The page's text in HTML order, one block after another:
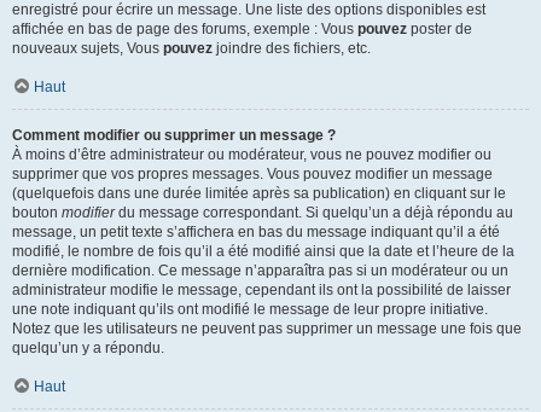
enregistré pour écrire un message. Une liste des options disponibles est
affichée en bas de page des forums, exemple : Vous pouvez poster de
nouveaux sujets, Vous pouvez joindre des fichiers, etc.
Haut
Comment modifier ou supprimer un message ?
À moins d’être administrateur ou modérateur, vous ne pouvez modifier ou
supprimer que vos propres messages. Vous pouvez modifier un message
(quelquefois dans une durée limitée après sa publication) en cliquant sur le
bouton modifierdu message correspondant. Si quelqu’un a déjà répondu au
message, un petit texte s’affichera en bas du message indiquant qu’il a été
modifié, le nombre de fois qu’il a été modifié ainsi que la date et l’heure de la
dernière modification. Ce message n’apparaîtra pas si un modérateur ou un
administrateur modifie le message, cependant ils ont la possibilité de laisser
une note indiquant qu’ils ont modifié le message de leur propre initiative.
Notez que les utilisateurs ne peuvent pas supprimer un message une fois que
quelqu’un y a répondu.
Haut